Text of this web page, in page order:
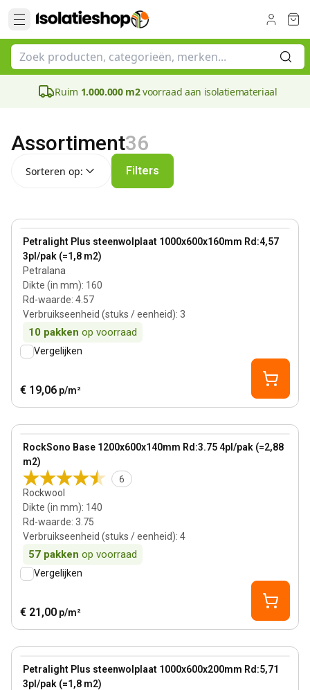
Ruim 1.000.000 m2voorraad aan isolatiemateriaal
Assortiment36
Sorteren op: Filters
Petralight Plus steenwolplaat 1000x600x160mm Rd:4,57
3pl/pak (=1,8 m2)
Petralana
Dikte (in mm): 160
Rd-waarde: 4.57
Verbruikseenheid (stuks / eenheid): 3
10 pakken op voorraad
View product
Vergelijken
€ 19,06 p/m²
Bestseller
RockSono Base 1200x600x140mm Rd:3.75 4pl/pak (=2,88
m2)
6
Rockwool
Dikte (in mm): 140
Rd-waarde: 3.75
Verbruikseenheid (stuks / eenheid): 4
57 pakken op voorraad
View product
Vergelijken
€ 21,00 p/m²
Petralight Plus steenwolplaat 1000x600x200mm Rd:5,71
3pl/pak (=1,8 m2)
View product